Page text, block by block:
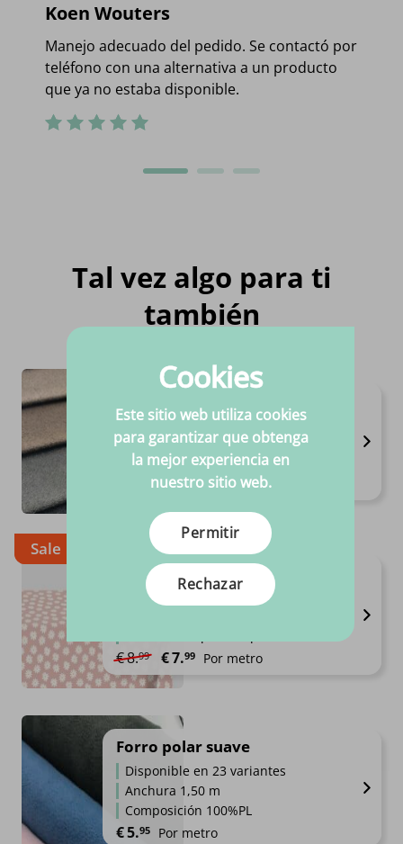
Koen Wouters
Manejo adecuado del pedido. Se contactó por
teléfono con una alternativa a un producto
que ya no estaba disponible.
Tal vez algo para ti
también
Disponible en 13 variantes
Anchura 1,46 m
Composición 100%PL
95 Por metro
Sale
Hule
Disponible en 11 variantes
€8.99 El precio original era: €8.99.
€7.99 El precio actual es: €7.99.
Por metro
Forro polar suave
Disponible en 23 variantes
Anchura 1,50 m
Composición 100%PL
€5.95 Por metro
Cookies
Este sitio web utiliza cookies
para garantizar que obtenga
la mejor experiencia en
nuestro sitio web.
Permitir
Rechazar